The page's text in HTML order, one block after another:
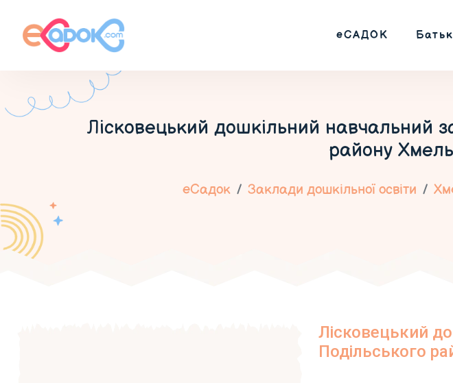
еСАДОК
Лісковецький дошкільний навчальний
району
еСадок Заклади дошкільної освіти
Лісковецький
Подільського